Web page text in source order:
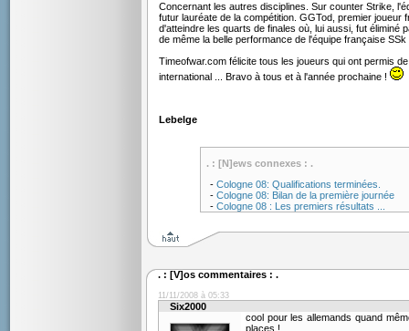
Concernant les autres disciplines. Sur counter Strike,
futur lauréate de la compétition. GGTod, premier
d'atteindre les quarts de finales où, lui aussi, fut éliminé
de même la belle performance de l'équipe française
Timeofwar.com félicite tous les joueurs qui ont permis
international ... Bravo à tous et à l'année prochaine !
Lebelge
. : [N]ews connexes : .
- Cologne 08: Qualifications terminées.
- Cologne 08: Bilan de la première journée
- Cologne 08 : Les premiers résultats ...
. : [V]os commentaires : .
11/11/2008 à 05:33
Six2000
cool pour les allemands quand
places !